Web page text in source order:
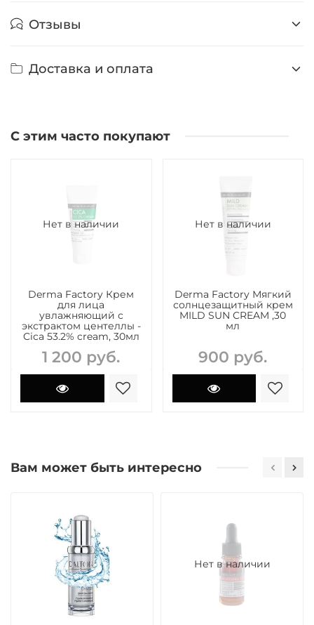
Отзывы
Доставка и оплата
С этим часто покупают
Нет в наличии
Derma Factory Крем
для лица
увлажняющий с
экстрактом центеллы -
Cica 53.2% cream, 30мл
1 200 руб.
Нет в наличии
Derma Factory Мягкий
солнцезащитный крем
MILD SUN CREAM ,30
мл
900 руб.
Вам может быть интересно
Нет в наличии